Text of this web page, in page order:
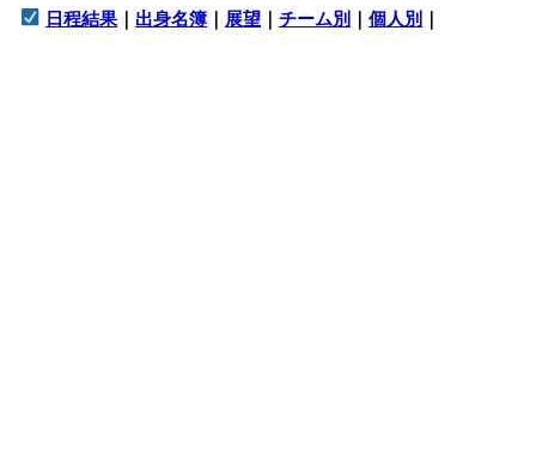
日程結果 ｜ 出身名簿 ｜ 展望 ｜チーム別 ｜個人別 ｜